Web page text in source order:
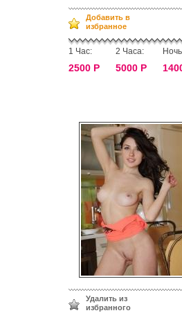
Добавить в
избранное
1 Час:
2500 Р
2 Часа:
5000 Р
Удалить из
избранного